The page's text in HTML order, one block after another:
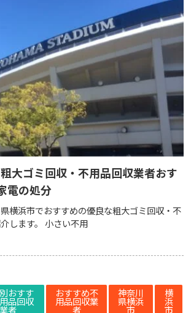
大ゴミ回収・不用品回収業者おす
電の処分
横浜市でおすすめの優良な粗大ゴミ回収・不
します。 小さい不用
おすす
品回収
業者
おすすめ不
用品回収業
者
神奈川
県横浜
市
横
浜
市